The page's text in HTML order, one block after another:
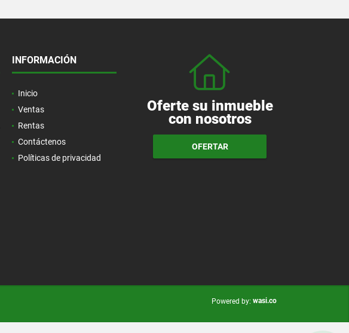
INFORMACIÓN
Inicio
Ventas
Rentas
Contáctenos
Políticas de privacidad
Oferte su inmueble
con nosotros
OFERTAR
Powered by: wasi.co